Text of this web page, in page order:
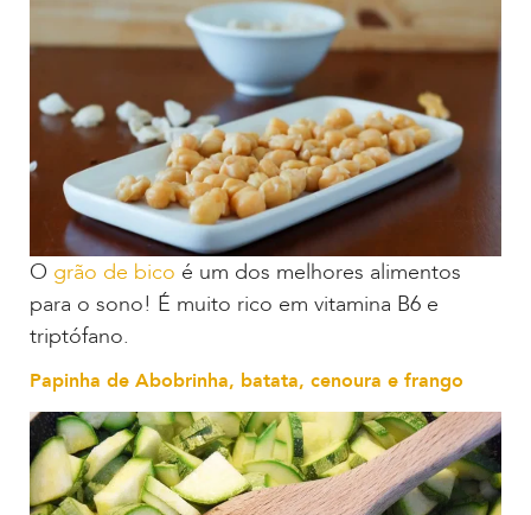
O grão de bico é um dos melhores alimentos
para o sono! É muito rico em vitamina B6 e
triptófano.
Papinha de Abobrinha, batata, cenoura e frango